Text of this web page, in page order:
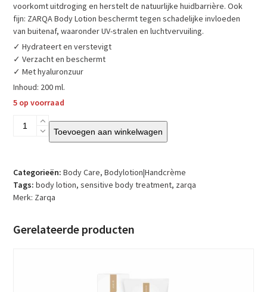
voorkomt uitdroging en herstelt de natuurlijke huidbarrière. Ook
fijn: ZARQA Body Lotion beschermt tegen schadelijke invloeden
van buitenaf, waaronder UV-stralen en luchtvervuiling.
✓ Hydrateert en verstevigt
✓ Verzacht en beschermt
✓ Met hyaluronzuur
Inhoud: 200 ml.
5 op voorraad
Zarqa
Lotion
aantal
Toevoegen aan winkelwagen
Categorieën: Body Care,Bodylotion|Handcrème
Tags: body lotion,sensitive body treatment, zarqa
Merk: Zarqa
Gerelateerde producten